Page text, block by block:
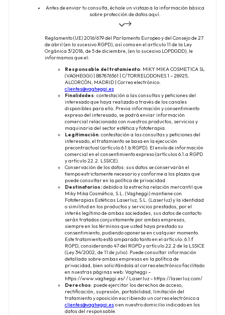
Antes de enviar tu consulta, échale un vistazo a la información básica
sobre protección de datos aquí.
Reglamento (UE) 2016/679 del Parlamento Europeo y del Consejo de 27
de abril (en lo sucesivo RGPD), así como en el artículo 11 de la Ley
Orgánica 3/2018, de 5 de diciembre, (en lo sucesivo LOPDGDD), le
informamos que el:
Responsable del tratamiento: MIKY MIKA COSMETICA SL
(VAGHEGGI) | B87876561 | C/TORRELODONES 1 – 28925,
ALCORCÓN, MADRID | Correo electrónico:
clientes@vagheggi.es
Finalidades: contestación a las consultas y peticiones del
interesado que haya realizado a través de los canales
disponibles para ello. Previa información y consentimiento
expreso del interesado, se podrá enviar información
comercial relacionada con nuestros productos, servicios y
maquinaria del sector estética y fototerapia.
Legitimación: contestación a las consultas y peticiones del
interesado, el tratamiento se basa en la ejecución
precontractual (artículo 6.1.b RGPD). El envío de información
comercial en el consentimiento expreso (artículos 6.1.a RGPD
y artículo 22.2. LSSICE).
Conservación de los datos: sus datos se conservarán el
tiempo estrictamente necesario y conforme a los plazos que
puede consultar en la política de privacidad.
Destinatarios:debido a la estrecha relación mercantil que
Miky Mika Cosmética, S.L. (Vagheggi) mantiene con
Fototerapias Estéticas Laserluz, S.L. (Laserluz) y la identidad
o similitud en los productos y servicios prestados, por el
interés legítimo de ambas sociedades, sus datos de contacto
serán tratados conjuntamente por ambas empresas,
siempre en los términos que usted haya prestado su
consentimiento, pudiendo oponerse en cualquier momento.
Este tratamiento está amparado tanto en el artículo: 6.1.f
RGPD, considerando 47 del RGPD y artículo 22.2 de la LSSICE
(Ley 34/2002, de 11 de julio). Puede consultar información
detallada sobre ambas empresas en la política de
privacidad, bien solicitándola al correo electrónico facilitado
en nuestras páginas web: Vagheggi –
https://www.vagheggi.es/ / Laserluz – https://laserluz.com/
Derechos: puede ejercitar los derechos de acceso,
rectificación, supresión, portabilidad, limitación del
tratamiento y oposición escribiendo un correo electrónico a
clientes@vagheggi.eso en nuestro domicilio indicado en los
datos del responsable.